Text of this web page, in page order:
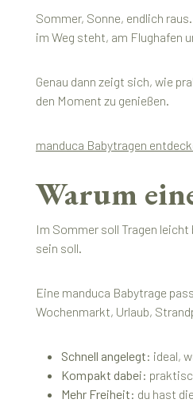
Sommer, Sonne, endlich
im Weg steht, am Flughafen
Genau dann zeigt sich, wie
den Moment zu genießen.
manduca Babytragen
Warum
Im Sommer soll Tragen
sein soll.
Eine manduca Babytrage
Wochenmarkt, Urlaub,
Schnell angelegt: ideal,
Kompakt dabei:
Mehr Freiheit: du hast